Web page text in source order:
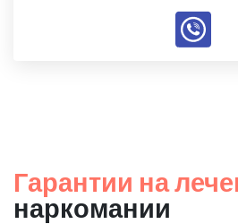
Гарантии на
наркомании